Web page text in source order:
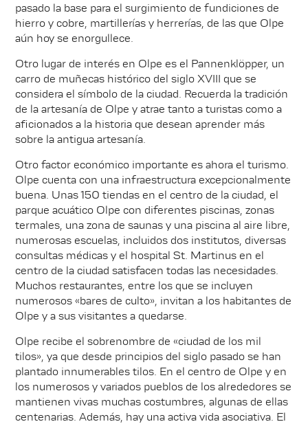
pasado la base para el surgimiento de fundiciones de
hierro y cobre, martillerías y herrerías, de las que Olpe
aún hoy se enorgullece.
Otro lugar de interés en Olpe es el Pannenklöpper, un
carro de muñecas histórico del siglo XVIII que se
considera el símbolo de la ciudad. Recuerda la tradición
de la artesanía de Olpe y atrae tanto a turistas como a
aficionados a la historia que desean aprender más
sobre la antigua artesanía.
Otro factor económico importante es ahora el turismo.
Olpe cuenta con una infraestructura excepcionalmente
buena. Unas 150 tiendas en el centro de la ciudad, el
parque acuático Olpe con diferentes piscinas, zonas
termales, una zona de saunas y una piscina al aire libre,
numerosas escuelas, incluidos dos institutos, diversas
consultas médicas y el hospital St. Martinus en el
centro de la ciudad satisfacen todas las necesidades.
Muchos restaurantes, entre los que se incluyen
numerosos «bares de culto», invitan a los habitantes de
Olpe y a sus visitantes a quedarse.
Olpe recibe el sobrenombre de «ciudad de los mil
tilos», ya que desde principios del siglo pasado se han
plantado innumerables tilos. En el centro de Olpe y en
los numerosos y variados pueblos de los alrededores se
mantienen vivas muchas costumbres, algunas de ellas
centenarias. Además, hay una activa vida asociativa. El